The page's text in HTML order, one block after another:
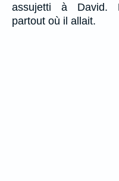
assujetti à David.
partout où il allait.